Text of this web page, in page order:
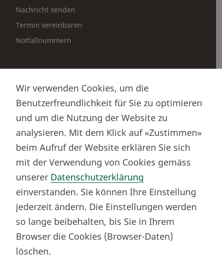
Nachricht senden
Termin vereinbaren
Notfallnummern
Börsenportal Yourmoney
Thurgauer Kantonalbank
Bankenclearingnr.
784
BIC (SWIFT)
KBTGCH22
Weitere TKB Nummern
Rechtliche Hinweise
Barrierefreiheit
Cookie-Einstellungen
Wir verwenden Cookies, um die
Benutzerfreundlichkeit für Sie zu optimieren
und um die Nutzung der Website zu
analysieren. Mit dem Klick auf «Zustimmen»
beim Aufruf der Website erklären Sie sich
mit der Verwendung von Cookies gemäss
unserer Datenschutzerklärung
einverstanden. Sie können Ihre Einstellung
jederzeit ändern. Die Einstellungen werden
so lange beibehalten, bis Sie in Ihrem
Browser die Cookies (Browser-Daten)
löschen.